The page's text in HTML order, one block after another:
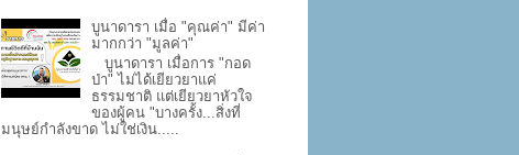
บูนาดารา เมื่อ "คุณค่า" มีค่า
มากกว่า "มูลค่า"
บูนาดารา เมื่อการ "กอด
ป่า" ไม่ได้เยียวยาแค่
ธรรมชาติ แต่เยียวยาหัวใจ
ของผู้คน "บางครั้ง...สิ่งที่
มนุษย์กำลังขาด ไม่ใช่เงิน.....